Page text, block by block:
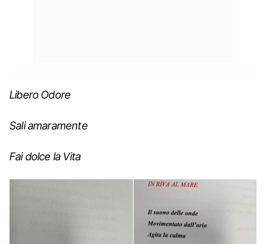
Libero Odore
Sali amaramente
Fai dolce la Vita